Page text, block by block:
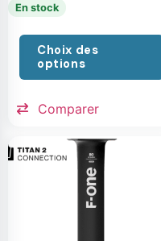
En stock
Choix des
options
Comparer